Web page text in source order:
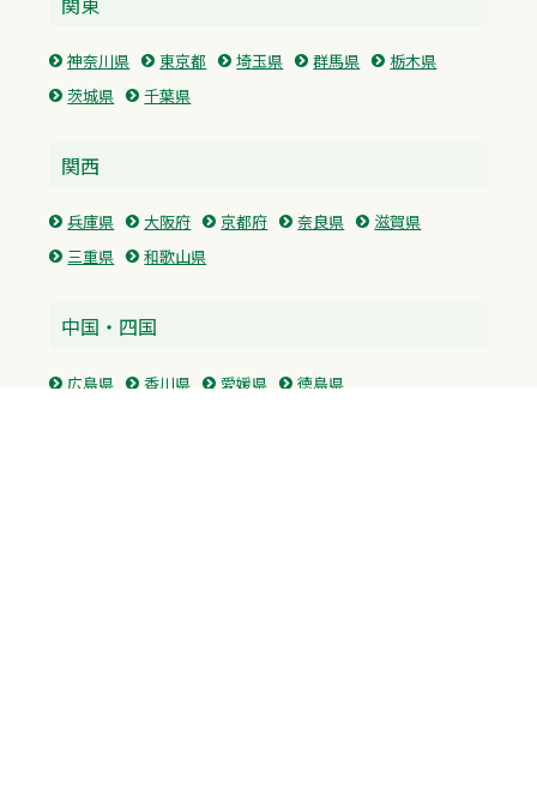
神奈川県 東京都 埼玉県 群馬県
栃木県
茨城県
千葉県
関西
兵庫県 大阪府 京都府 奈良県
滋賀県
三重県
和歌山県
中国・四国
広島県 香川県 愛媛県 徳島県